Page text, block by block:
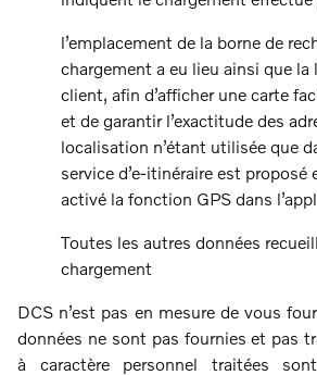
l’emplacement de la borne de
chargement a eu lieu ainsi que
client, afin d’afficher une carte
et de garantir l’exactitude des
localisation n’étant utilisée que
service d’e-itinéraire est proposé
activé la fonction GPS dans
Toutes les autres données
chargement
DCS n’est pas en mesure de vous
données ne sont pas fournies et pas
à caractère personnel traitées